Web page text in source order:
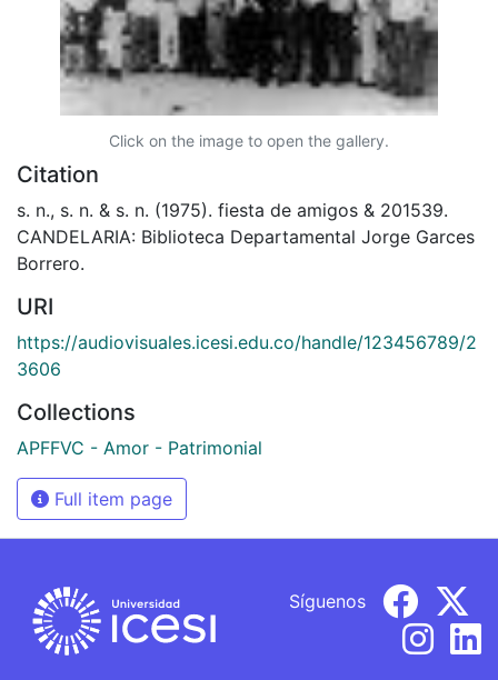
Click on the image to open the gallery.
Citation
s. n., s. n. & s. n. (1975). fiesta de amigos & 201539.
CANDELARIA: Biblioteca Departamental Jorge Garces
Borrero.
URI
https://audiovisuales.icesi.edu.co/handle/123456789/2
3606
Collections
APFFVC - Amor - Patrimonial
Full item page
Síguenos